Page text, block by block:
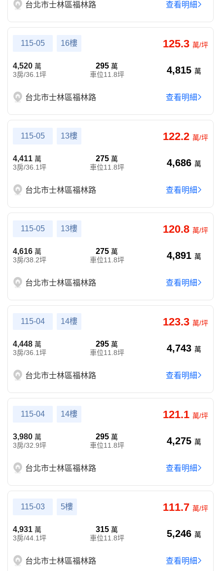
台北市士林區福林路 查看明細
115-05 16樓 125.3 萬/坪
4,520 萬
3房/36.1坪
295萬
車位11.8坪
4,815 萬
台北市士林區福林路 查看明細
115-05 13樓 122.2 萬/坪
4,411 萬
3房/36.1坪
275萬
車位11.8坪
4,686 萬
台北市士林區福林路 查看明細
115-05 13樓 120.8 萬/坪
4,616 萬
3房/38.2坪
275萬
車位11.8坪
4,891 萬
台北市士林區福林路 查看明細
115-04 14樓 123.3 萬/坪
4,448 萬
3房/36.1坪
295萬
車位11.8坪
4,743 萬
台北市士林區福林路 查看明細
115-04 14樓 121.1 萬/坪
3,980 萬
3房/32.9坪
295萬
車位11.8坪
4,275 萬
台北市士林區福林路 查看明細
115-03 5樓 111.7 萬/坪
4,931 萬
3房/44.1坪
315萬
車位11.8坪
5,246 萬
台北市士林區福林路 查看明細